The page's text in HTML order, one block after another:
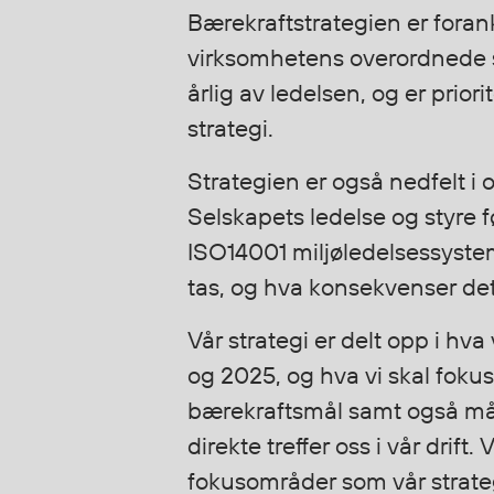
Bærekraftstrategien er
virksomhetens
årlig av ledelsen, og er
strategi.
Strategien er også nedfelt i
Selskapets ledelse og styre
ISO14001
tas, og hva konsekvenser
Vår strategi er delt opp i
og 2025, og hva vi skal
bærekraftsmål samt også
direkte treffer oss i vår drift.
fokusområder som vår